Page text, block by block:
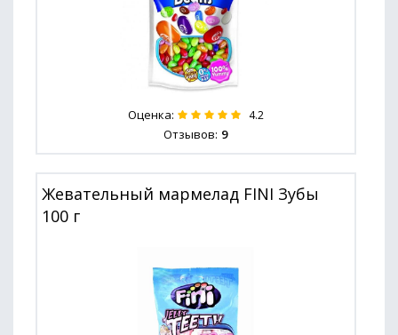
Оценка: 4.2
Отзывов: 9
Жевательный мармелад FINI Зубы
100 г